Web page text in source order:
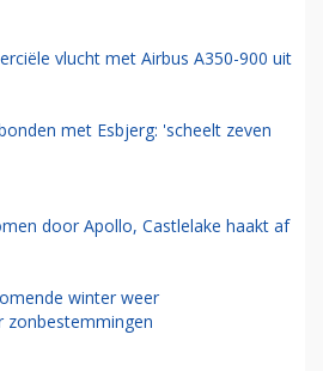
vlucht met Airbus A350-900 uit
met Esbjerg: 'scheelt zeven
door Apollo, Castlelake haakt af
winter weer
zonbestemmingen